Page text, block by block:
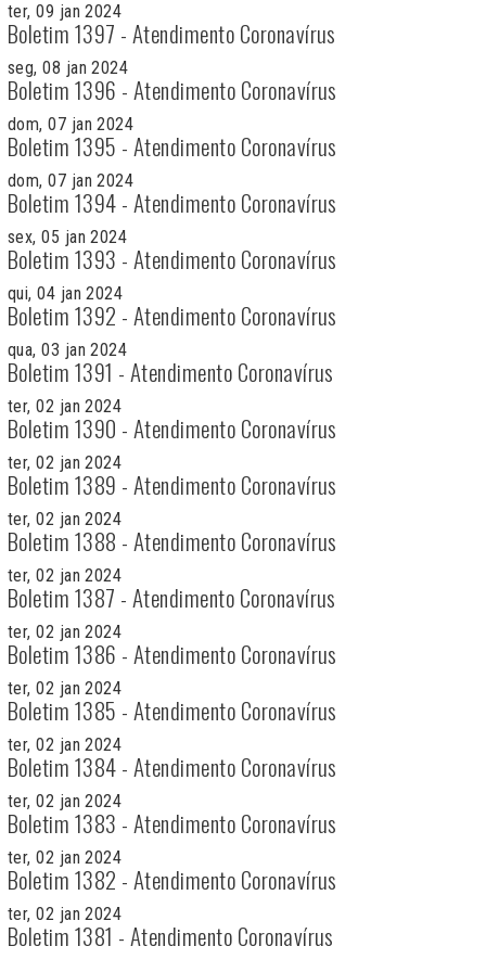
ter, 09 jan 2024
Boletim 1397 - Atendimento Coronavírus
seg, 08 jan 2024
Boletim 1396 - Atendimento Coronavírus
dom, 07 jan 2024
Boletim 1395 - Atendimento Coronavírus
dom, 07 jan 2024
Boletim 1394 - Atendimento Coronavírus
sex, 05 jan 2024
Boletim 1393 - Atendimento Coronavírus
qui, 04 jan 2024
Boletim 1392 - Atendimento Coronavírus
qua, 03 jan 2024
Boletim 1391 - Atendimento Coronavírus
ter, 02 jan 2024
Boletim 1390 - Atendimento Coronavírus
ter, 02 jan 2024
Boletim 1389 - Atendimento Coronavírus
ter, 02 jan 2024
Boletim 1388 - Atendimento Coronavírus
ter, 02 jan 2024
Boletim 1387 - Atendimento Coronavírus
ter, 02 jan 2024
Boletim 1386 - Atendimento Coronavírus
ter, 02 jan 2024
Boletim 1385 - Atendimento Coronavírus
ter, 02 jan 2024
Boletim 1384 - Atendimento Coronavírus
ter, 02 jan 2024
Boletim 1383 - Atendimento Coronavírus
ter, 02 jan 2024
Boletim 1382 - Atendimento Coronavírus
ter, 02 jan 2024
Boletim 1381 - Atendimento Coronavírus